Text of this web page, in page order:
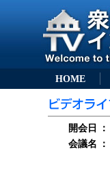
HOME
開会日 ：
会議名
：